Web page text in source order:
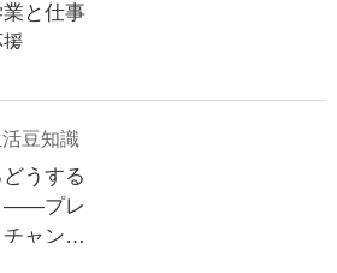
と仕事
豆知識
うする
――プレ
ャンス
え方